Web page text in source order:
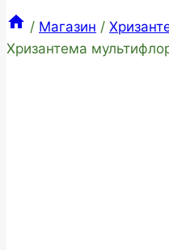
/ Магазин /
Хризантема